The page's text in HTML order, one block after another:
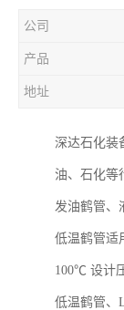
公司
产品
地址
深达石化装
油、石化等
发油鹤管、
低温鹤管适
100℃ 设计
低温鹤管、